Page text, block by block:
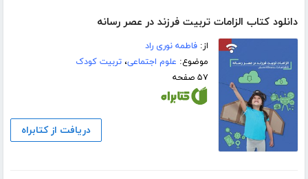
دانلود کتاب الزامات تربیت فرزند در عصر رسانه
از:فاطمه نوری راد
موضوع: علوم اجتماعی،تربیت کودک
۵۷ صفحه
دریافت از کتابراه